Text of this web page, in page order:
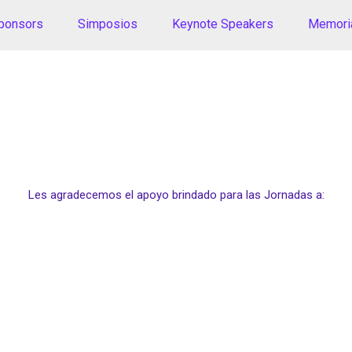
Simposios Keynote Speakers
Les agradecemos el apoyo brindado para las Jornadas a: